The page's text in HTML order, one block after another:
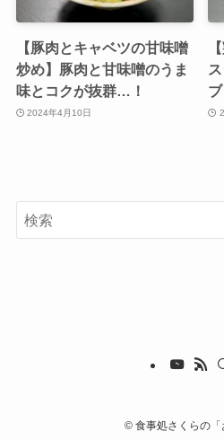
【豚肉とキャベツの甘味噌
炒め】豚肉と甘味噌のうま
味とコクが抜群…！
2024年4月10日
©食事処さくらの「